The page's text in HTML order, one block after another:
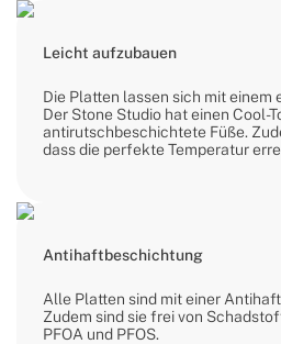
Leicht aufzubauen
Die Platten lassen sich mit einem
Der Stone Studio hat einen Cool-
antirutschbeschichtete Füße.
dass die perfekte Temperatur
Antihaftbeschichtung
Alle Platten sind mit einer
Zudem sind sie frei von
PFOA und PFOS.